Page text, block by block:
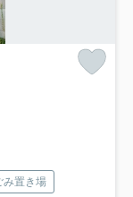
み置き場